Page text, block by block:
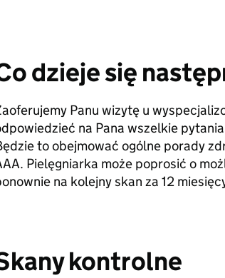
dzieje się
Panu wizytę u
na Pana wszelkie
to obejmować ogólne porady
Pielęgniarka może poprosić o
na kolejny skan za 12
kontrolne